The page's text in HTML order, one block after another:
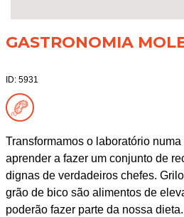
GASTRONOMIA
ID: 5931
Transformamos o laboratório
aprender a fazer um conjunto de
dignas de verdadeiros chefes.
grão de bico são alimentos de
poderão fazer parte da nossa